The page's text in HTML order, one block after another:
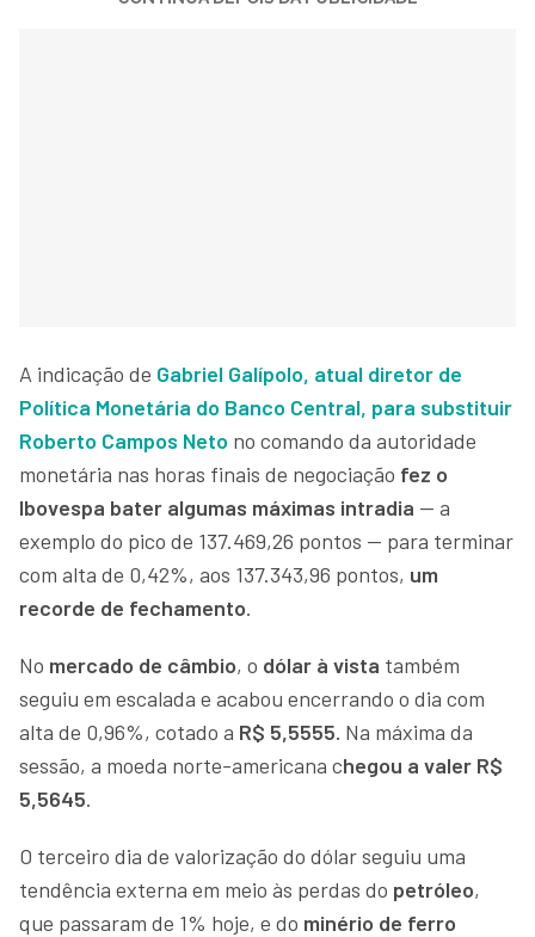
A indicação de Gabriel Galípolo, atual diretor de
Política Monetária do Banco Central, para substituir
Roberto Campos Neto no comando da autoridade
monetária nas horas finais de negociação fez o
Ibovespa bater algumas máximas intradia — a
exemplo do pico de 137.469,26 pontos — para terminar
com alta de 0,42%, aos 137.343,96 pontos, um
recorde de fechamento.
No mercado de câmbio, o dólar à vista também
seguiu em escalada e acabou encerrando o dia com
alta de 0,96%, cotado a R$ 5,5555. Na máxima da
sessão, a moeda norte-americana chegou a valer R$
5,5645.
O terceiro dia de valorização do dólar seguiu uma
tendência externa em meio às perdas do petróleo,
que passaram de 1% hoje, e do minério de ferro